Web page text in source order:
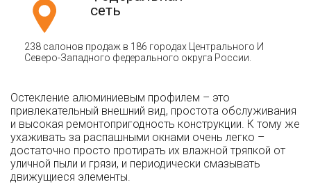
сеть
238 салонов продаж в 186 городах Центрального И
Северо-Западного федерального округа России.
Остекление алюминиевым профилем – это
привлекательный внешний вид, простота обслуживания
и высокая ремонтопригодность конструкции. К тому же
ухаживать за распашными окнами очень легко –
достаточно просто протирать их влажной тряпкой от
уличной пыли и грязи, и периодически смазывать
движущиеся элементы.